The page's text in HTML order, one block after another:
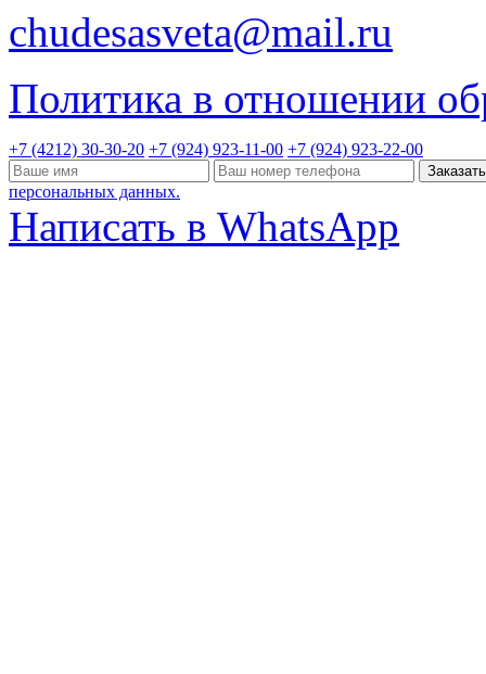
chudesasveta@mail.ru
Политика в отношении
+7 (4212) 30-30-20 +7 (924) 923-11-00 +7 (924) 923-22-00
персональных данных.
Написать в WhatsApp